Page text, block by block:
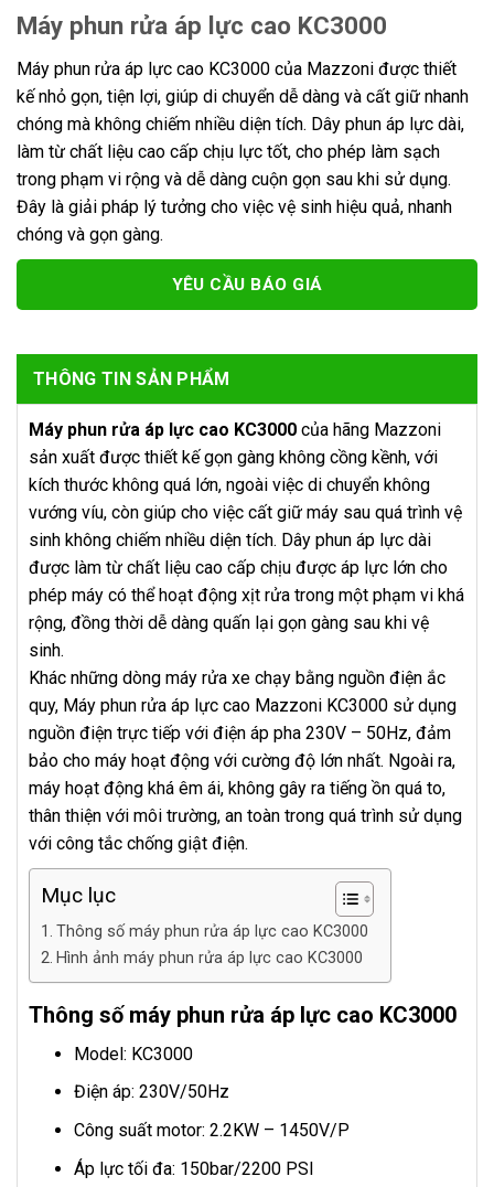
Máy phun rửa áp lực cao KC3000
Máy phun rửa áp lực cao KC3000 của Mazzoni được thiết
kế nhỏ gọn, tiện lợi, giúp di chuyển dễ dàng và cất giữ nhanh
chóng mà không chiếm nhiều diện tích. Dây phun áp lực dài,
làm từ chất liệu cao cấp chịu lực tốt, cho phép làm sạch
trong phạm vi rộng và dễ dàng cuộn gọn sau khi sử dụng.
Đây là giải pháp lý tưởng cho việc vệ sinh hiệu quả, nhanh
chóng và gọn gàng.
YÊU CẦU BÁO GIÁ
THÔNG TIN SẢN PHẨM
Máy phun rửa áp lực cao KC3000 của hãng Mazzoni
sản xuất được thiết kế gọn gàng không cồng kềnh, với
kích thước không quá lớn, ngoài việc di chuyển không
vướng víu, còn giúp cho việc cất giữ máy sau quá trình vệ
sinh không chiếm nhiều diện tích. Dây phun áp lực dài
được làm từ chất liệu cao cấp chịu được áp lực lớn cho
phép máy có thể hoạt động xịt rửa trong một phạm vi khá
rộng, đồng thời dễ dàng quấn lại gọn gàng sau khi vệ
sinh.
Khác những dòng máy rửa xe chạy bằng nguồn điện ắc
quy, Máy phun rửa áp lực cao Mazzoni KC3000 sử dụng
nguồn điện trực tiếp với điện áp pha 230V – 50Hz, đảm
bảo cho máy hoạt động với cường độ lớn nhất. Ngoài ra,
máy hoạt động khá êm ái, không gây ra tiếng ồn quá to,
thân thiện với môi trường, an toàn trong quá trình sử dụng
với công tắc chống giật điện.
Mục lục
Thông số máy phun rửa áp lực cao KC3000
Hình ảnh máy phun rửa áp lực cao KC3000
Thông số máy phun rửa áp lực cao KC3000
Model: KC3000
Điện áp: 230V/50Hz
Công suất motor: 2.2KW – 1450V/P
Áp lực tối đa: 150bar/2200 PSI